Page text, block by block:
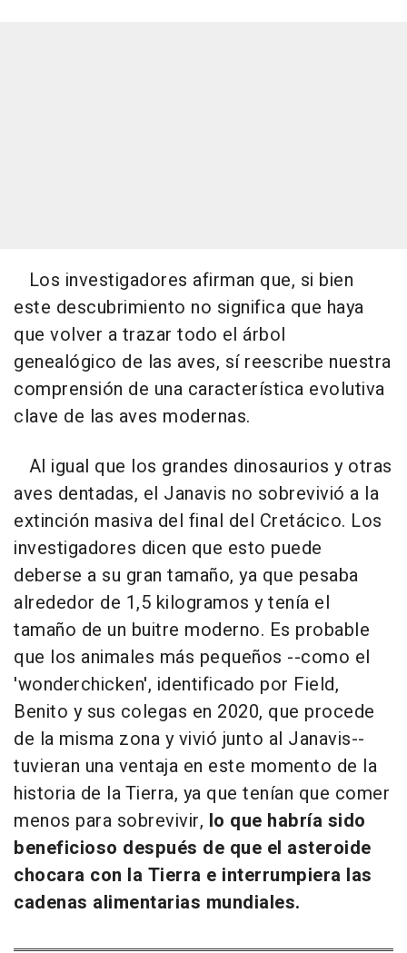
Los investigadores afirman que, si bien
este descubrimiento no significa que haya
que volver a trazar todo el árbol
genealógico de las aves, sí reescribe nuestra
comprensión de una característica evolutiva
clave de las aves modernas.
Al igual que los grandes dinosaurios y otras
aves dentadas, el Janavis no sobrevivió a la
extinción masiva del final del Cretácico. Los
investigadores dicen que esto puede
deberse a su gran tamaño, ya que pesaba
alrededor de 1,5 kilogramos y tenía el
tamaño de un buitre moderno. Es probable
que los animales más pequeños --como el
'wonderchicken', identificado por Field,
Benito y sus colegas en 2020, que procede
de la misma zona y vivió junto al Janavis--
tuvieran una ventaja en este momento de la
historia de la Tierra, ya que tenían que comer
menos para sobrevivir, lo que habría sido
beneficioso después de que el asteroide
chocara con la Tierra e interrumpiera las
cadenas alimentarias mundiales.